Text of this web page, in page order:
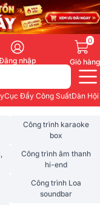
nhập
0
Giỏ hàng
Cục Đẩy Công SuấtDàn
Công trình karaoke
box
Công trình âm thanh
hi-end
Công trình Loa
soundbar